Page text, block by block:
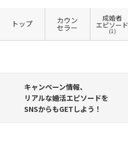
トップ カウン
セラー
成婚者
エピソード
(1)
キャンペーン情報、
リアルな婚活エピソードを
SNSからもGETしよう！